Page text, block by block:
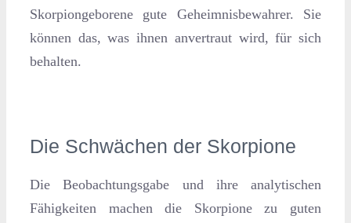
Skorpiongeborene gute Geheimnisbewahrer. Sie
können das, was ihnen anvertraut wird, für sich
behalten.
Die Schwächen der Skorpione
Die Beobachtungsgabe und ihre analytischen
Fähigkeiten machen die Skorpione zu guten